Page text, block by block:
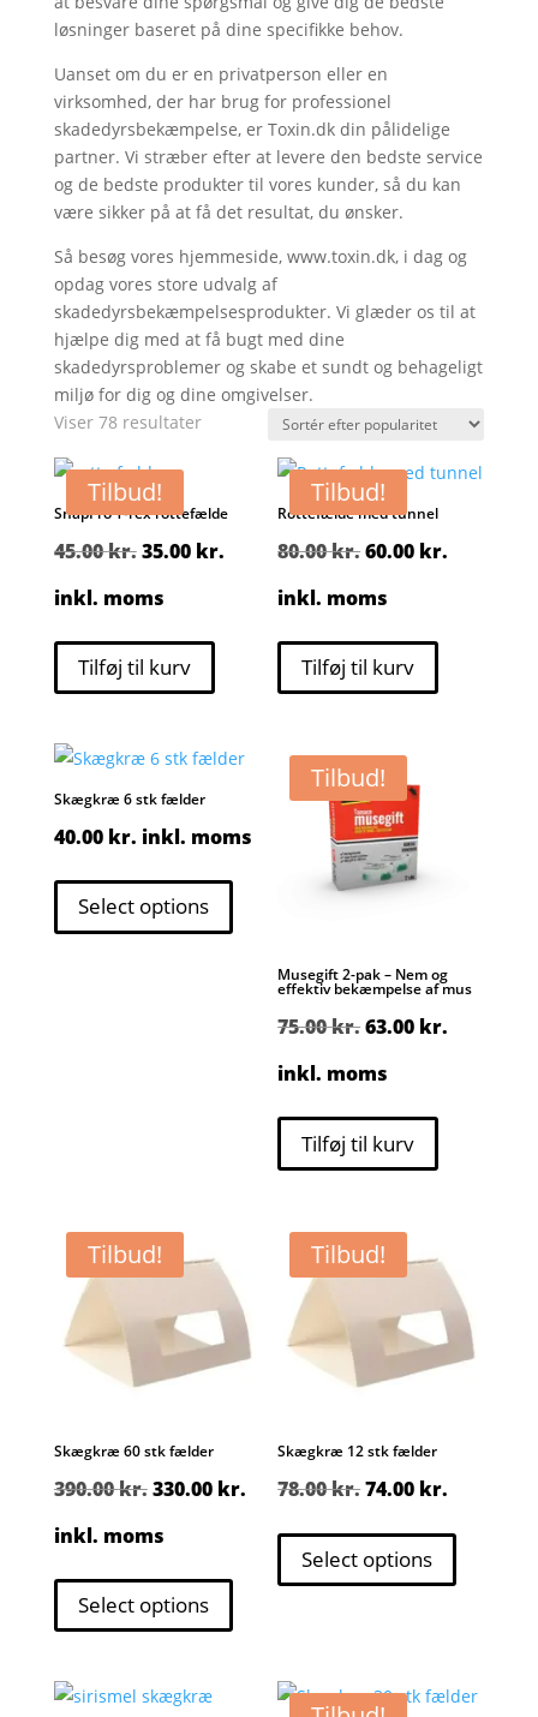
løsninger baseret på dine specifikke behov.
Uanset om du er en privatperson eller en
virksomhed, der har brug for professionel
skadedyrsbekæmpelse, er Toxin.dk din pålidelige
partner. Vi stræber efter at levere den bedste service
og de bedste produkter til vores kunder, så du kan
være sikker på at få det resultat, du ønsker.
Så besøg vores hjemmeside, www.toxin.dk, i dag og
opdag vores store udvalg af
skadedyrsbekæmpelsesprodukter. Vi glæder os til at
hjælpe dig med at få bugt med dine
skadedyrsproblemer og skabe et sundt og behageligt
miljø for dig og dine omgivelser.
Viser 78 resultaterSorteret
popularitet
Tilbud!
SnapPro T-rex rottefælde
45.00kr.Den
oprindelige
pris
var:
35.00 kr.Den
aktuelle
inkl. moms
Tilføj til kurv
Tilbud!
Rottefælde med tunnel
80.00kr.Den
oprindelige
pris
var:
60.00 kr.
inkl. moms
Tilføj til kurv
Skægkræ 6 stk fælder
40.00 kr. inkl. moms
Select options
Tilbud!
Musegift 2-pak – Nem og
effektiv bekæmpelse af mus
75.00kr.Den
oprindelige
pris
var:
63.00 kr.
inkl. moms
Tilføj til kurv
Tilbud!
Skægkræ 60 stk fælder
390.00kr.Den
oprindelige
pris
var:
330.00 kr.Den
aktuelle
pris
inkl. moms
Select options
Tilbud!
Skægkræ 12 stk fælder
78.00kr.Den
oprindelige
pris
74.00 kr.
aktuelle
pris
Select options